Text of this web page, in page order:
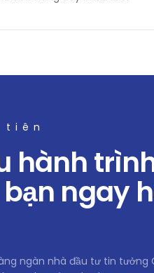
tiên
hành
ngay
ngàn nhà đầu tư tin tưởng